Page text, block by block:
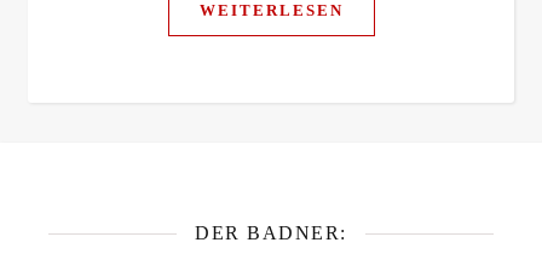
WEITERLESEN
DER BADNER: